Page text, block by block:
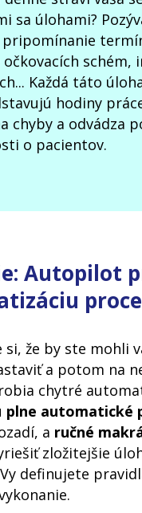
sa úlohami?
pripomínanie
očkovacích schém,
Každá táto
hodiny
chyby a odvádza
o pacientov.
Autopilot
si, že by ste mohli
a potom na
chytré
plne automatické
a ručné
zložitejšie
definujete